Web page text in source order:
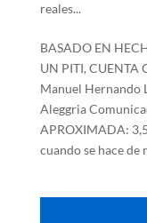
reales...
BASADO EN
UN PITI, CUENTA
Manuel Hernando
Aleggria
APROXIMADA:
cuando se hace de